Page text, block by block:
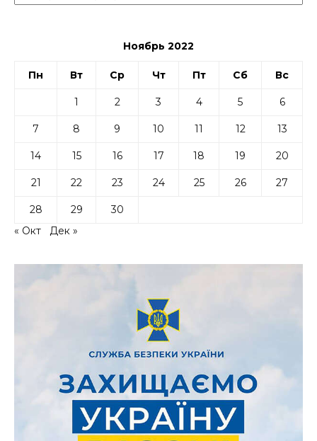
Ноябрь 2022
Пн Вт Ср Чт Пт Сб Вс
1 2 3 4 5 6
7 8 9 10 11 12 13
14 15 16 17 18 19 20
21 22 23 24 25 26 27
28 29
30
« Окт
Дек »